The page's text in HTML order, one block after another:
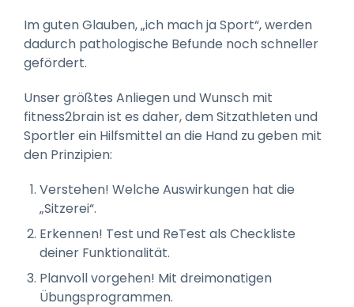
Im guten Glauben, „ich mach ja Sport“, werden
dadurch pathologische Befunde noch schneller
gefördert.
Unser größtes Anliegen und Wunsch mit
fitness2brain ist es daher, dem Sitzathleten und
Sportler ein Hilfsmittel an die Hand zu geben mit
den Prinzipien:
Verstehen! Welche Auswirkungen hat die
„Sitzerei“.
Erkennen! Test und ReTest als Checkliste
deiner Funktionalität.
Planvoll vorgehen! Mit dreimonatigen
Übungsprogrammen.